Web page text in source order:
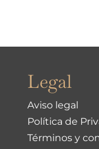
Legal
Aviso legal
Política de
Términos y